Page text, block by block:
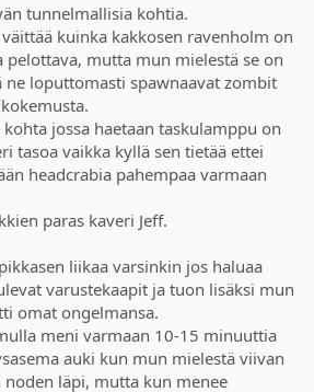
tunnelmallisia kohtia.
kuinka kakkosen ravenholm on
mutta mun mielestä se on
ne loputtomasti spawnaavat zombit
kohta jossa haetaan taskulamppu on
tasoa vaikka kyllä sen tietää ettei
headcrabia pahempaa varmaan
paras kaveri Jeff.
liikaa varsinkin jos haluaa
varustekaapit ja tuon lisäksi mun
omat ongelmansa.
meni varmaan 10-15 minuuttia
auki kun mun mielestä viivan
läpi, mutta kun menee